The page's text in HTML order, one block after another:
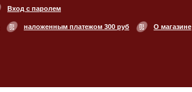
Вход с паролем
наложенным платежом 300 руб
О магазине